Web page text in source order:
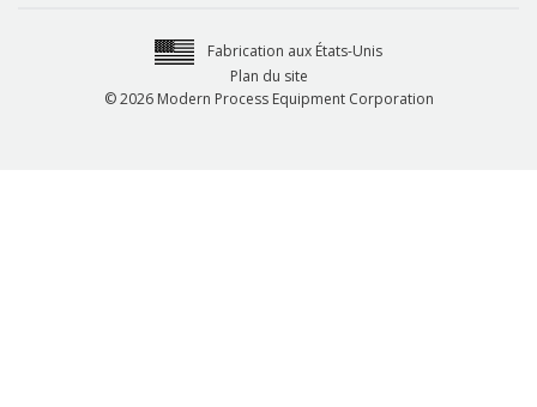
Fabrication aux États-Unis
Plan du site
© 2026 Modern Process Equipment Corporation